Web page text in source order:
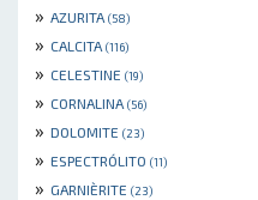
» AZURITA (58)
» CALCITA (116)
» CELESTINE (19)
» CORNALINA (56)
» DOLOMITE (23)
» ESPECTRÓLITO (11)
» GARNIÈRITE (23)